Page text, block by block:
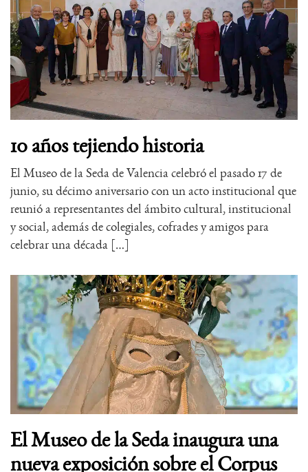
10 años tejiendo historia
El Museo de la Seda de Valencia celebró el pasado 17 de
junio, su décimo aniversario con un acto institucional que
reunió a representantes del ámbito cultural, institucional
y social, además de colegiales, cofrades y amigos para
celebrar una década […]
El Museo de la Seda inaugura una
nueva exposición sobre el Corpus